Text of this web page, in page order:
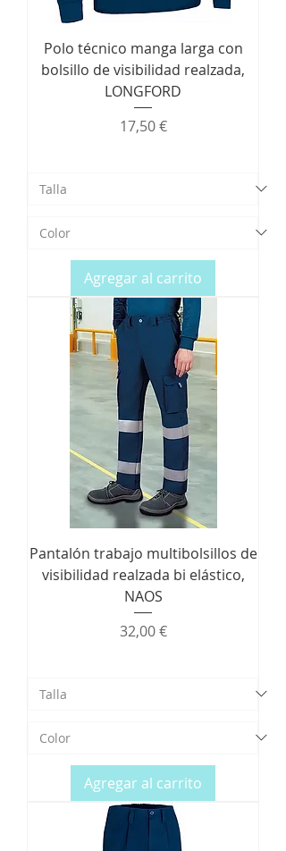
Polo técnico manga larga con
bolsillo de visibilidad realzada,
LONGFORD
Precio
17,50 €
Agregar al carrito
Pantalón trabajo multibolsillos de
visibilidad realzada bi elástico,
NAOS
Precio
32,00 €
Agregar al carrito